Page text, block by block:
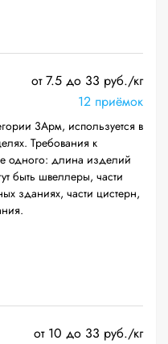
от 7.5 до 33 руб./кг
12 приёмок
3Арм, используется в
Требования к
одного: длина изделий
быть швеллеры, части
зданиях, части цистерн,
от 10 до 33 руб./кг